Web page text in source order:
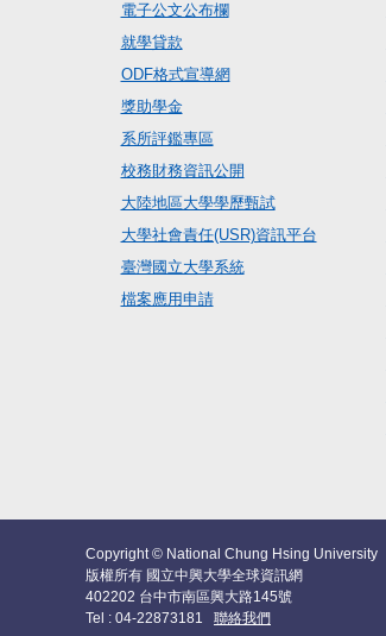
電子公文公布欄
就學貸款
ODF格式宣導網
獎助學金
系所評鑑專區
校務財務資訊公開
大陸地區大學學歷甄試
大學社會責任(USR)資訊平台
臺灣國立大學系統
檔案應用申請
Copyright © National Chung Hsing University
版權所有 國立中興大學全球資訊網
402202 台中市南區興大路145號
Tel : 04-22873181 聯絡我們